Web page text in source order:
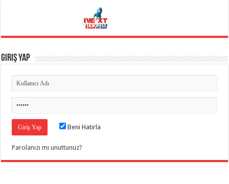
Giriş Yap
Beni Hatırla
Parolanızı mı unuttunuz?